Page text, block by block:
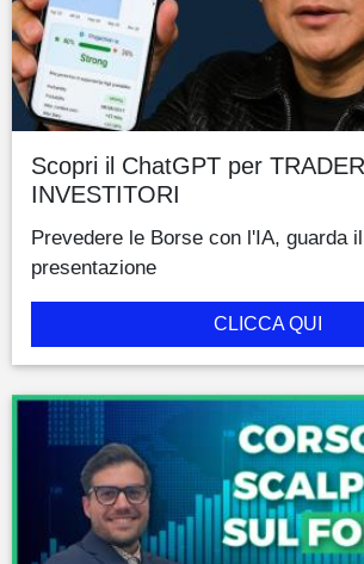
Scopri il ChatGPT per
INVESTITORI
Prevedere le Borse con l'IA, guarda
presentazione
CLICCA QUI